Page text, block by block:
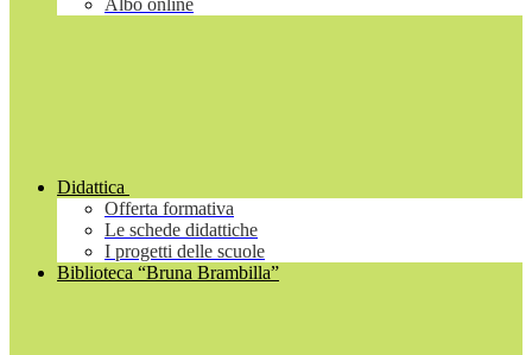
Albo online
Didattica
Offerta formativa
Le schede didattiche
I progetti delle scuole
Biblioteca “Bruna Brambilla”